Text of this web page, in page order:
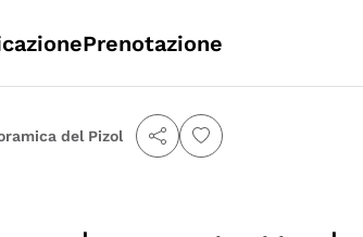
Prenotazione
del Pizol